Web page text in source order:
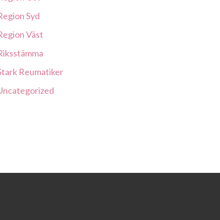
Syd
Väst
Reumatiker